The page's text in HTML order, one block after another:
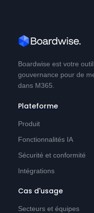
Boardwise est votre
gouvernance pour de
dans M365.
Plateforme
Produit
Fonctionnalités IA
Sécurité et conformité
Intégrations
Cas d'usage
Secteurs et équipes